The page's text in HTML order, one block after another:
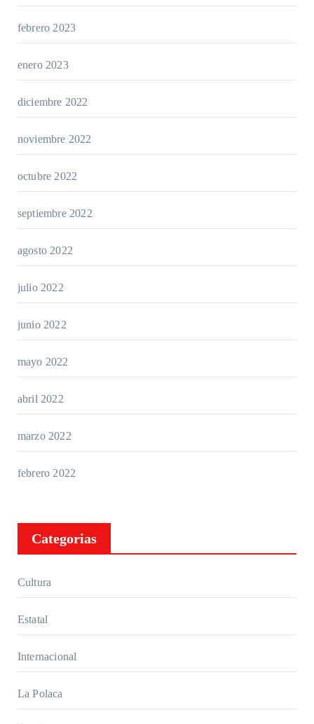
febrero 2023
enero 2023
diciembre 2022
noviembre 2022
octubre 2022
septiembre 2022
agosto 2022
julio 2022
junio 2022
mayo 2022
abril 2022
marzo 2022
febrero 2022
Categorias
Cultura
Estatal
Internacional
La Polaca